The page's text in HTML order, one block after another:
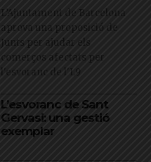
L’Ajuntament de Barcelona
aprova una proposició de
Junts per ajudar els
comerços afectats per
l'esvoranc de l'L9
L’esvoranc de Sant
Gervasi: una gestió
exemplar